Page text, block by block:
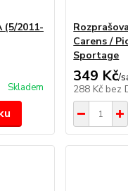
(5/2011-
Skladem
Carens /
Sportage
349 Kč/
288 Kč bez